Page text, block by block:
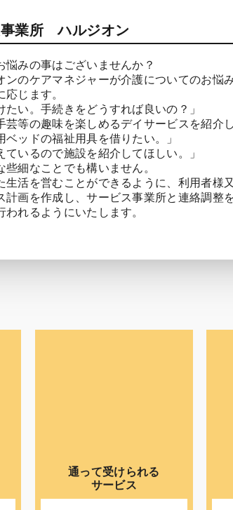
事業所 ハルジオン
悩みの事はございませんか？
ンのケアマネジャーが介護についてのお悩
応じます。
たい。手続きをどうすれば良いの？」
芸等の趣味を楽しめるデイサービスを紹介
ベッドの福祉用具を借りたい。」
ているので施設を紹介してほしい。」
些細なことでも構いません。
生活を営むことができるように、利用者様
計画を作成し、サービス事業所と連絡調整
れるようにいたします。
通って受けられる
サービス